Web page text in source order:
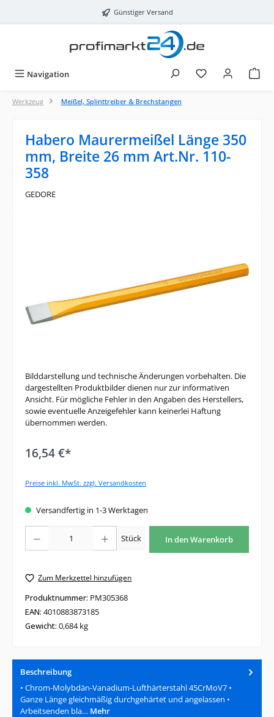
Günstiger Versand
Navigation
Werkzeug Meißel, Splinttreiber & Brechstangen
Habero Maurermeißel Länge 350
mm, Breite 26 mm Art.Nr. 110-
358
GEDORE
Bilddarstellung und technische Änderungen vorbehalten. Die
dargestellten Produktbilder dienen nur zur informativen
Ansicht. Für mögliche Fehler in den Angaben des Herstellers,
sowie eventuelle Anzeigefehler kann keinerlei Haftung
übernommen werden.
16,54 €*
Preise inkl. MwSt. zzgl. Versandkosten
Versandfertig in 1-3 Werktagen
Stück In den Warenkorb
Zum Merkzettel hinzufügen
Produktnummer: PM305368
EAN: 4010883873185
Gewicht: 0,684 kg
Beschreibung
• Chrom-Molybdän-Vanadium-Lufthärterstahl 45CrMoV7 •
Ganze Länge gleichmäßig durchgehärtet und angelassen •
Arbeitsenden bla… Mehr